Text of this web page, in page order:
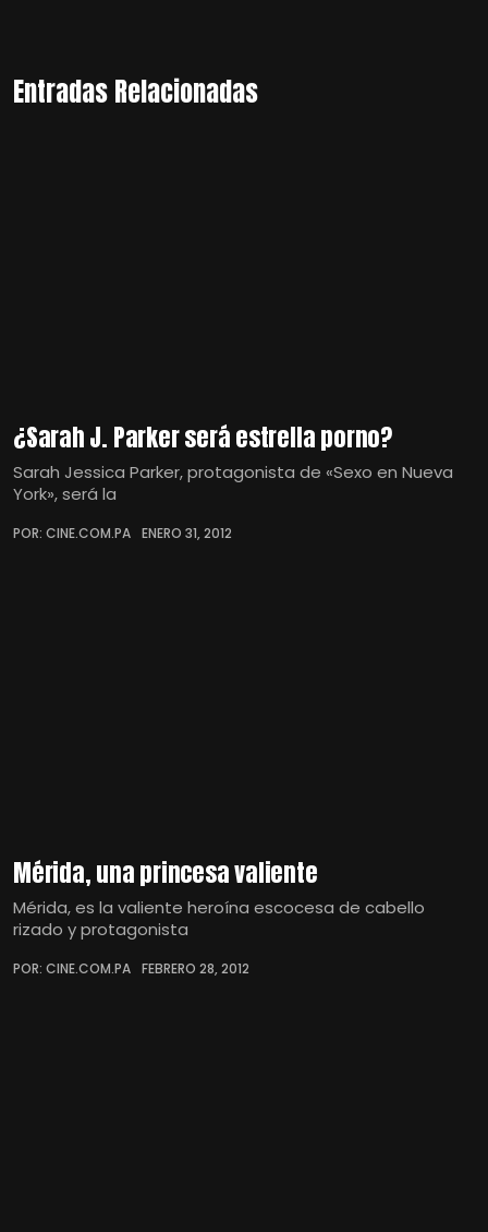
Entradas Relacionadas
¿Sarah J. Parker será estrella porno?
Sarah Jessica Parker, protagonista de «Sexo en Nueva
York», será la
POR: CINE.COM.PA ENERO 31, 2012
Mérida, una princesa valiente
Mérida, es la valiente heroína escocesa de cabello
rizado y protagonista
POR: CINE.COM.PA FEBRERO 28, 2012